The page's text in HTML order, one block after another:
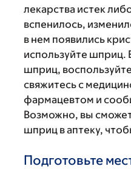
лекарства истек
вспенилось,
в нем появились
используйте шприц.
шприц,
свяжитесь с
фармацевтом и
Возможно, вы
шприц в аптеку,
Подготовьте